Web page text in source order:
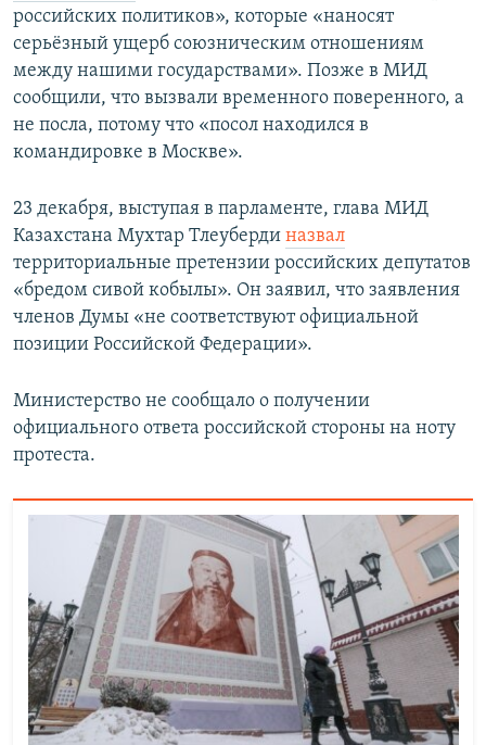
российских политиков», которые «наносят
серьёзный ущерб союзническим отношениям
между нашими государствами». Позже в МИД
сообщили, что вызвали временного поверенного, а
не посла, потому что «посол находился в
командировке в Москве».
23 декабря, выступая в парламенте, глава МИД
Казахстана Мухтар Тлеуберди назвал
территориальные претензии российских депутатов
«бредом сивой кобылы». Он заявил, что заявления
членов Думы «не соответствуют официальной
позиции Российской Федерации».
Министерство не сообщало о получении
официального ответа российской стороны на ноту
протеста.